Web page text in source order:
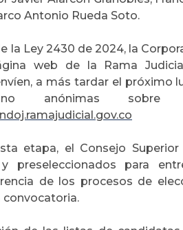
Antonio Rueda Soto.
la Ley 2430 de 2024, la
web de la Rama
a más tardar el próximo
no anónimas
etapa, el Consejo
y preseleccionados para
de los procesos de
convocatoria.